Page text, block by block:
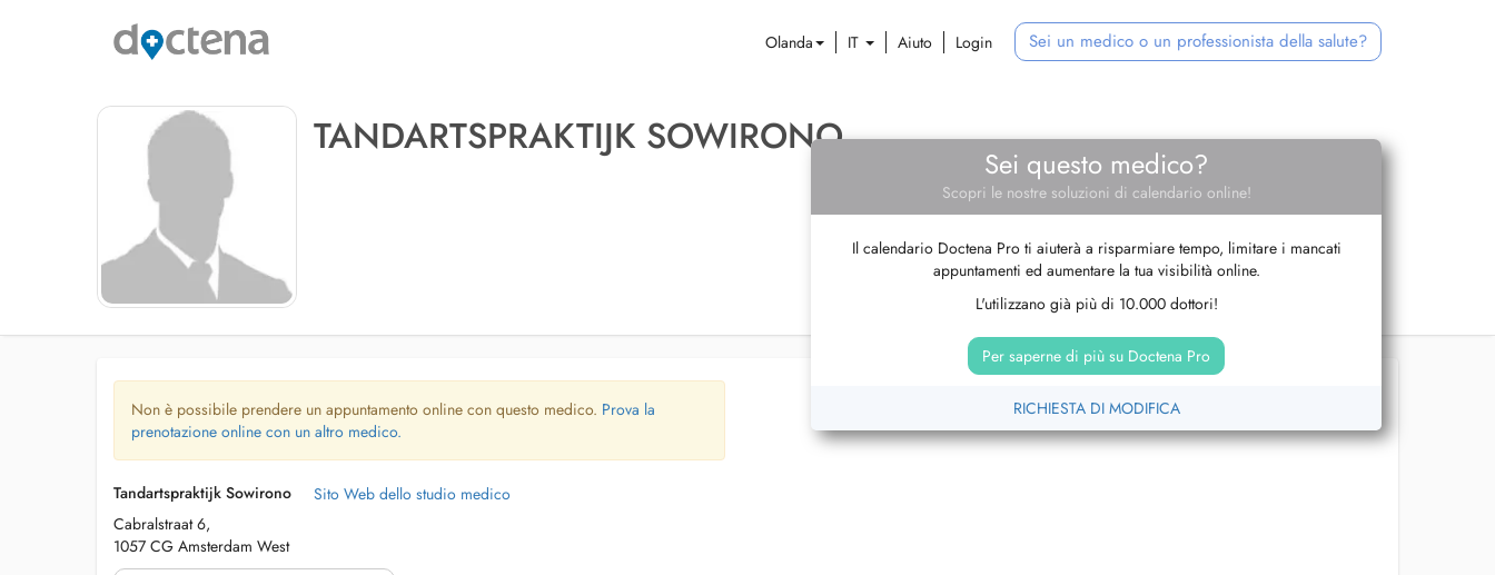
Olanda IT Aiuto Login Sei un medico o un professionista della salute?
TANDARTSPRAKTIJK SOWIRONO
Sei questo medico?
Scopri le nostre soluzioni di calendario online!
Il calendario Doctena Pro ti aiuterà a risparmiare tempo, limitare i mancati
appuntamenti ed aumentare la tua visibilità online.
L'utilizzano già più di 10.000 dottori!
Per saperne di più su Doctena Pro
RICHIESTA DI MODIFICA
Non è possibile prendere un appuntamento online con questo medico. Prova la
prenotazione online con un altro medico.
Tandartspraktijk Sowirono
Cabralstraat 6,
1057 CG Amsterdam West
Sito Web dello studio medico